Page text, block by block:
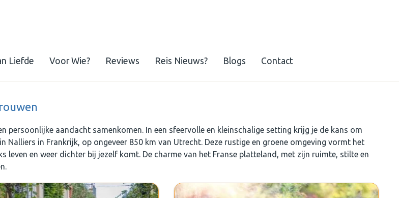
Liefde Voor Wie? Reviews Reis Nieuws? Blogs Contact
persoonlijke aandacht samenkomen. In een sfeervolle en kleinschalige setting krijg je de kans om
in Frankrijk, op ongeveer 850 km van Utrecht. Deze rustige en groene omgeving vormt het
en weer dichter bij jezelf komt. De charme van het Franse platteland, met zijn ruimte, stilte en